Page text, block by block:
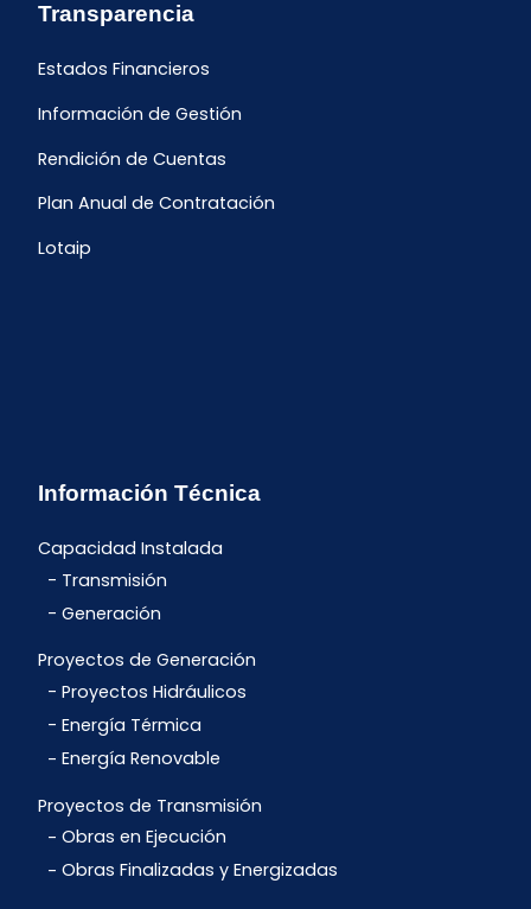
Transparencia
Estados Financieros
Información de Gestión
Rendición de Cuentas
Plan Anual de Contratación
Lotaip
Información Técnica
Capacidad Instalada
Transmisión
Generación
Proyectos de Generación
Proyectos Hidráulicos
Energía Térmica
Energía Renovable
Proyectos de Transmisión
Obras en Ejecución
Obras Finalizadas y Energizadas